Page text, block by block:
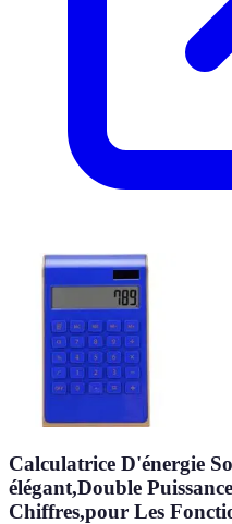
Calculatrice D'énergie
élégant,Double
Chiffres,pour Les